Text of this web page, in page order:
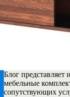
Блог представляет
мебельные
сопутствующих